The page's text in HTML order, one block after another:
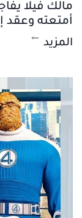
مالك فيلا
أمتعته وعقد
المزيد